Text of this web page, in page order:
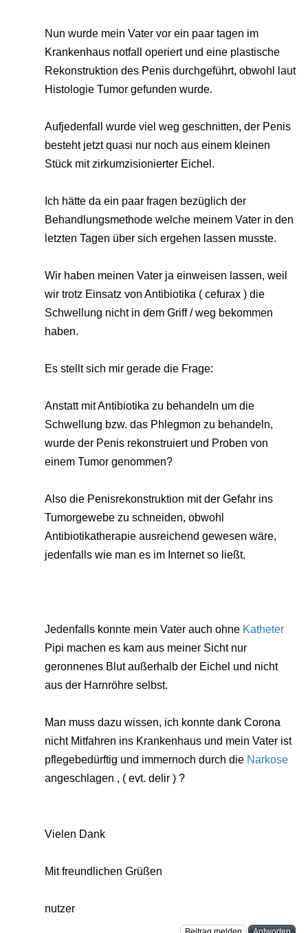
Nun wurde mein Vater vor ein paar tagen im
Krankenhaus notfall operiert und eine plastische
Rekonstruktion des Penis durchgeführt, obwohl laut
Histologie Tumor gefunden wurde.
Aufjedenfall wurde viel weg geschnitten, der Penis
besteht jetzt quasi nur noch aus einem kleinen
Stück mit zirkumzisionierter Eichel.
Ich hätte da ein paar fragen bezüglich der
Behandlungsmethode welche meinem Vater in den
letzten Tagen über sich ergehen lassen musste.
Wir haben meinen Vater ja einweisen lassen, weil
wir trotz Einsatz von Antibiotika ( cefurax ) die
Schwellung nicht in dem Griff / weg bekommen
haben.
Es stellt sich mir gerade die Frage:
Anstatt mit Antibiotika zu behandeln um die
Schwellung bzw. das Phlegmon zu behandeln,
wurde der Penis rekonstruiert und Proben von
einem Tumor genommen?
Also die Penisrekonstruktion mit der Gefahr ins
Tumorgewebe zu schneiden, obwohl
Antibiotikatherapie ausreichend gewesen wäre,
jedenfalls wie man es im Internet so ließt.
Jedenfalls konnte mein Vater auch ohne Katheter
Pipi machen es kam aus meiner Sicht nur
geronnenes Blut außerhalb der Eichel und nicht
aus der Harnröhre selbst.
Man muss dazu wissen, ich konnte dank Corona
nicht Mitfahren ins Krankenhaus und mein Vater ist
pflegebedürftig und immernoch durch die Narkose
angeschlagen , ( evt. delir ) ?
Vielen Dank
Mit freundlichen Grüßen
nutzer